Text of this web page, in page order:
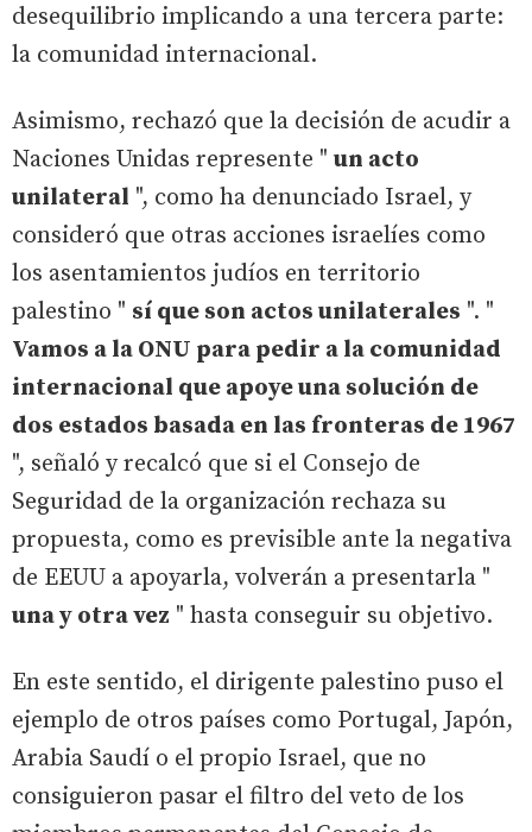
desequilibrio implicando a una tercera parte:
la comunidad internacional.
Asimismo, rechazó que la decisión de acudir a
Naciones Unidas represente " un acto
unilateral ", como ha denunciado Israel, y
consideró que otras acciones israelíes como
los asentamientos judíos en territorio
palestino " sí que son actos unilaterales ". "
Vamos a la ONU para pedir a la comunidad
internacional que apoye una solución de
dos estados basada en las fronteras de 1967
", señaló y recalcó que si el Consejo de
Seguridad de la organización rechaza su
propuesta, como es previsible ante la negativa
de EEUU a apoyarla, volverán a presentarla "
una y otra vez " hasta conseguir su objetivo.
En este sentido, el dirigente palestino puso el
ejemplo de otros países como Portugal, Japón,
Arabia Saudí o el propio Israel, que no
consiguieron pasar el filtro del veto de los